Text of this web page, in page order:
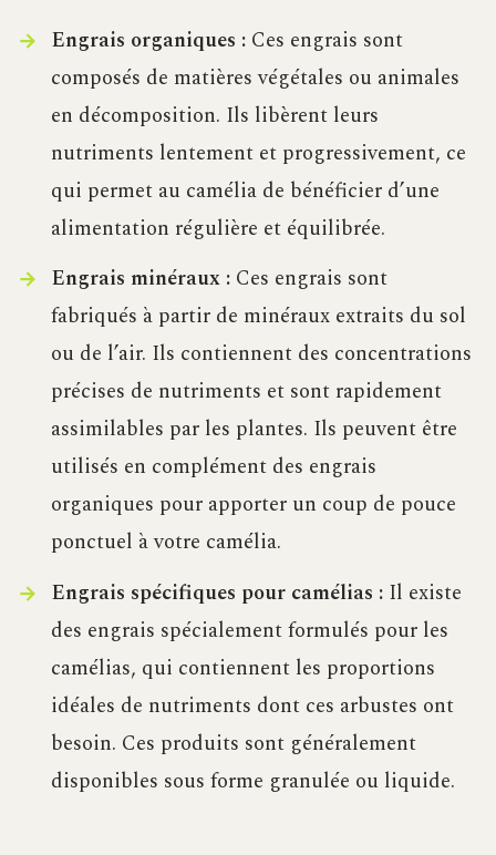
Engrais organiques :Ces engrais sont
composés de matières végétales ou animales
en décomposition. Ils libèrent leurs
nutriments lentement et progressivement, ce
qui permet au camélia de bénéficier d’une
alimentation régulière et équilibrée.
Engrais minéraux :Ces engrais sont
fabriqués à partir de minéraux extraits du sol
ou de l’air. Ils contiennent des concentrations
précises de nutriments et sont rapidement
assimilables par les plantes. Ils peuvent être
utilisés en complément des engrais
organiques pour apporter un coup de pouce
ponctuel à votre camélia.
Engrais spécifiques pour camélias :Il existe
des engrais spécialement formulés pour les
camélias, qui contiennent les proportions
idéales de nutriments dont ces arbustes ont
besoin. Ces produits sont généralement
disponibles sous forme granulée ou liquide.